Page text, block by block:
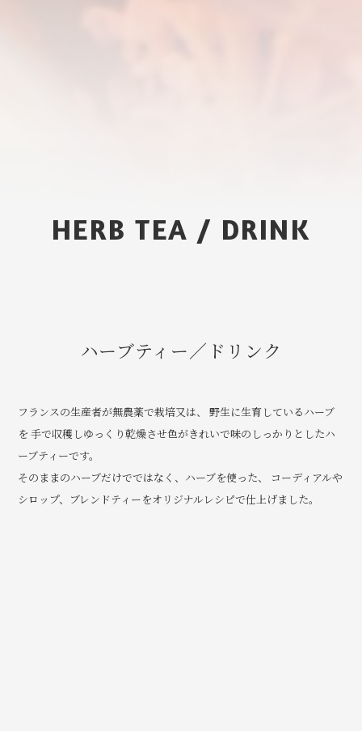
HERB TEA / DRINK
ハーブティー／ドリンク
フランスの生産者が無農薬で栽培又は、 野生に生育しているハーブ
を 手で収穫しゆっくり乾燥させ色がきれいで味のしっかりとしたハ
ーブティーです。
そのままのハーブだけでではなく、ハーブを使った、
コーディアルや
シロップ、ブレンドティーをオリジナルレシピで仕上げました。